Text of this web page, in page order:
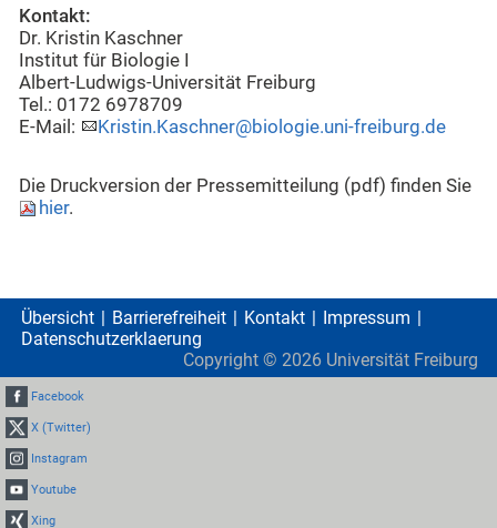
Kontakt:
Dr. Kristin Kaschner
Institut für Biologie I
Albert-Ludwigs-Universität Freiburg
Tel.: 0172 6978709
E-Mail:
Kristin.Kaschner@biologie.uni-freiburg.de
Die Druckversion der Pressemitteilung (pdf) finden Sie
hier.
Übersicht Barrierefreiheit Kontakt
Impressum
Datenschutzerklaerung
Copyright © 2026 Universität Freiburg
Facebook
X (Twitter)
Instagram
Youtube
Xing